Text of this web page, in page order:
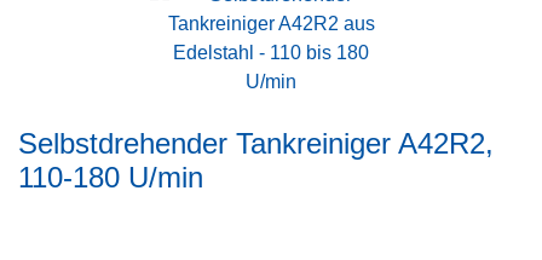
Selbstdrehender Tankreiniger A42R2,
110-180 U/min